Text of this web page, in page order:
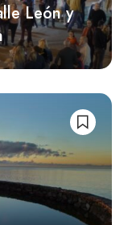
León y